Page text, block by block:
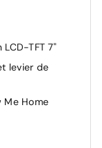
TFT 7''
levier de
Me Home